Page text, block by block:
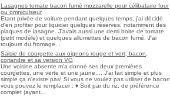
Lasagnes tomate bacon fumé mozzarelle pour célibataire four
ou omnicuiseur
Etant privée de voiture pendant quelques temps, j'ai décidé
d'en profiter pour liquider quelques réserves, notamment des
plaques de lasagne. J'avais aussi une demi boite de tomate
(petit modèle) et quelques allumettes de bacon fumé. J'ai
toujours du fromage...
Saisie de courgette aux oignons rouge et vert, bacon,
coriandre et sa version VG
Une voisine absente m'a donné ses deux premières
courgettes, une verte et une jaune.... J'ai fait simple et plus
simple ça n'existe pas! Si vous ne voulez pas utiliser de bacon,
vous pouvez le remplacer : ♦ Soit par du riz, de préférence
complet (ayant...